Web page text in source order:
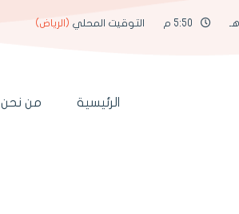
التوقيت المحلي (الرياض)
الرئيسية من نحن